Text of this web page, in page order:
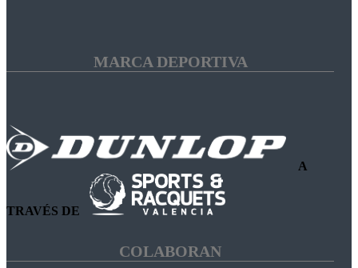
MARCA DEPORTIVA
A
TRAVÉS DE
COLABORAN